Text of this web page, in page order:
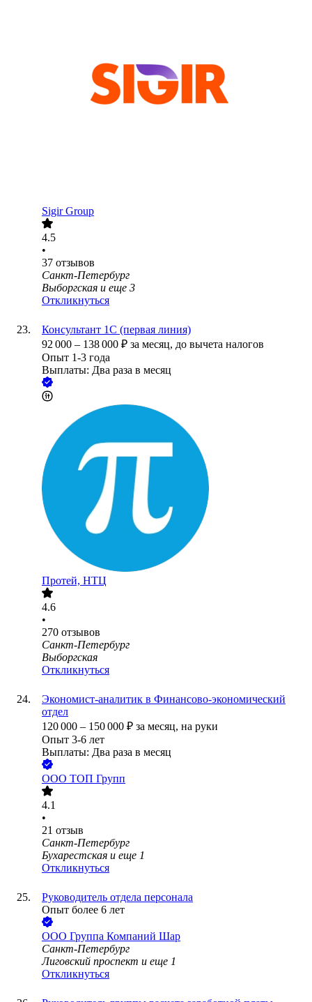
Sigir Group
4.5
•
37 отзывов
Санкт-Петербург
Выборгская и еще 3
Откликнуться
Консультант 1С (первая линия)
92 000 – 138 000 ₽ за месяц, до вычета налогов
Опыт 1-3 года
Выплаты: Два раза в месяц
Протей, НТЦ
4.6
•
270 отзывов
Санкт-Петербург
Выборгская
Откликнуться
Экономист-аналитик в Финансово-экономический
отдел
120 000 – 150 000 ₽ за месяц, на руки
Опыт 3-6 лет
Выплаты: Два раза в месяц
ООО ТОП Групп
4.1
•
21 отзыв
Санкт-Петербург
Бухарестская и еще 1
Откликнуться
Руководитель отдела персонала
Опыт более 6 лет
ООО Группа Компаний Шар
Санкт-Петербург
Лиговский проспект и еще 1
Откликнуться